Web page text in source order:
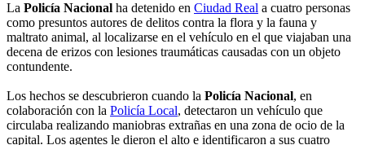
La Policía Nacional ha detenido en Ciudad Real a cuatro personas
como presuntos autores de delitos contra la flora y la fauna y
maltrato animal, al localizarse en el vehículo en el que viajaban una
decena de erizos con lesiones traumáticas causadas con un objeto
contundente.
Los hechos se descubrieron cuando la Policía Nacional, en
colaboración con la Policía Local, detectaron un vehículo que
circulaba realizando maniobras extrañas en una zona de ocio de la
capital. Los agentes le dieron el alto e identificaron a sus cuatro